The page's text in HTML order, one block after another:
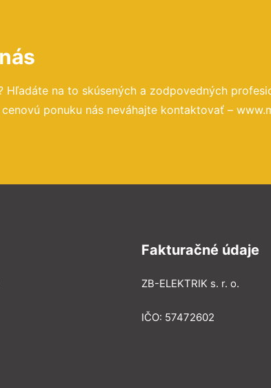
Hľadáte na to skúsených a zodpovedných
ponuku nás neváhajte kontaktovať –
Fakturačné údaje
ZB-ELEKTRIK s. r. o.
IČO: 57472602